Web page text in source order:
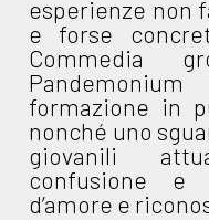
esperienze non
e forse
Commedia
formazione in
nonché uno
giovanili
confusione e
d’amore e